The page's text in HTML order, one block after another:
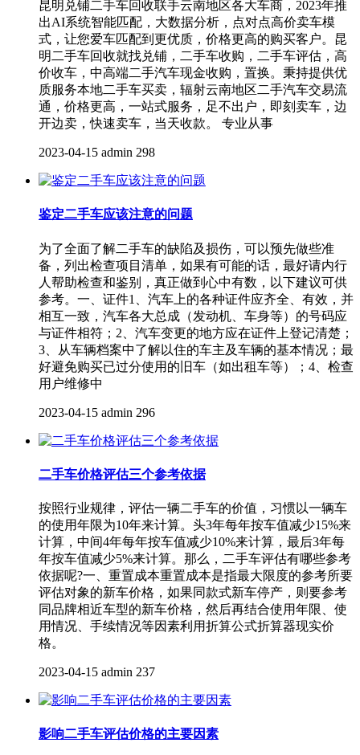
昆明兑铺二手车回收联手云南地区各大车商，2023年推
出AI系统智能匹配，大数据分析，点对点高价卖车模
式，让您爱车匹配到更优质，价格更高的购买客户。昆
明二手车回收就找兑铺，二手车收购，二手车评估，高
价收车，中高端二手汽车现金收购，置换。秉持提供优
质服务本地二手车买卖，辐射云南地区二手汽车交易流
通，价格更高，一站式服务，足不出户，即刻卖车，边
开边卖，快速卖车，当天收款。 专业从事
2023-04-15 admin 298
鉴定二手车应该注意的问题
为了全面了解二手车的缺陷及损伤，可以预先做些准
备，列出检查项目清单，如果有可能的话，最好请内行
人帮助检查和鉴别，真正做到心中有数，以下建议可供
参考。一、证件1、汽车上的各种证件应齐全、有效，并
相互一致，汽车各大总成（发动机、车身等）的号码应
与证件相符；2、汽车变更的地方应在证件上登记清楚；
3、从车辆档案中了解以住的车主及车辆的基本情况；最
好避免购买已过分使用的旧车（如出租车等）；4、检查
用户维修中
2023-04-15 admin 296
二手车价格评估三个参考依据
按照行业规律，评估一辆二手车的价值，习惯以一辆车
的使用年限为10年来计算。头3年每年按车值减少15%来
计算，中间4年每年按车值减少10%来计算，最后3年每
年按车值减少5%来计算。那么，二手车评估有哪些参考
依据呢?一、重置成本重置成本是指最大限度的参考所要
评估对象的新车价格，如果同款式新车停产，则要参考
同品牌相近车型的新车价格，然后再结合使用年限、使
用情况、手续情况等因素利用折算公式折算器现实价
格。
2023-04-15 admin 237
影响二手车评估价格的主要因素